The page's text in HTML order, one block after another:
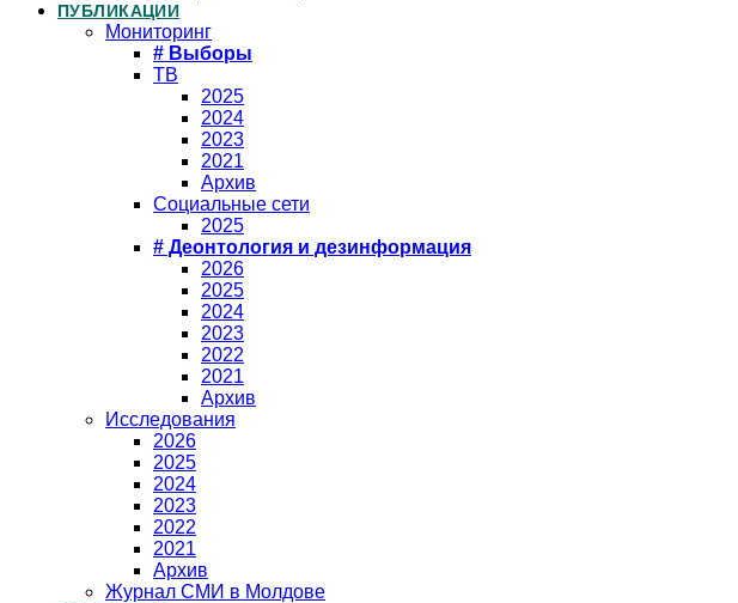
ПУБЛИКАЦИИ
Мониторинг
# Выборы
ТВ
2025
2024
2023
2021
Архив
Социальные сети
2025
# Деонтология и дезинформация
2026
2025
2024
2023
2022
2021
Архив
Исследования
2026
2025
2024
2023
2022
2021
Архив
Журнал СМИ в Молдове